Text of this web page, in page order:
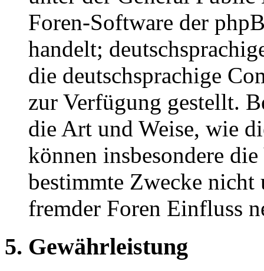
Foren-Software der
handelt;
die deutschsprachige
zur Verfügung gestellt.
die Art und Weise, wie
können insbesondere
bestimmte Zwecke nicht
fremder Foren Einfluss
5. Gewährleistung